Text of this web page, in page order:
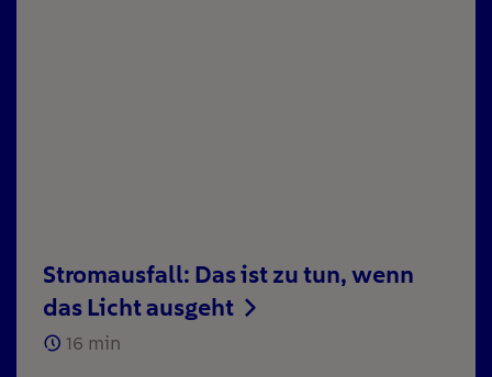
Stromausfall: Das ist zu tun, wenn
das Licht ausgeht
16 min